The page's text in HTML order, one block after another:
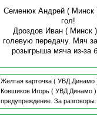
Семенюк Андрей( Минск
гол!
Дроздов Иван( Минск )
голевую передачу. Мяч
розыгрыша мяча из-за
Желтая карточка ( УВД Динамо
Ковшиков Игорь( УВД Динамо )
предупреждение. За разговоры.